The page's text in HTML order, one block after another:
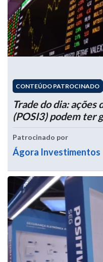
CONTEÚDO PATROCINADO
Trade do dia: ações
(POSI3) podem ter
Patrocinado por
Ágora Investimentos